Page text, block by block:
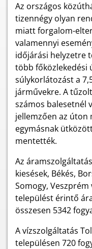
Az országos
tizennégy olyan
miatt forgalom-
valamennyi
időjárási helyzetre
több főközlekedési
súlykorlátozást a
járművekre. A
számos balesetnél
jellemzően az úton
egymásnak
mentették.
Az
kiesések, Békés,
Somogy,
települést érintő
összesen 5342
A vízszolgáltatás
településen 720